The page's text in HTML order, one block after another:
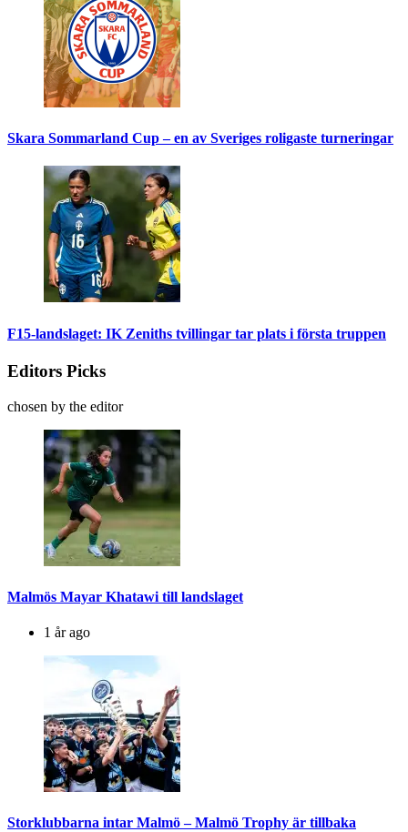
Skara Sommarland Cup – en av Sveriges roligaste turneringar
F15-landslaget: IK Zeniths tvillingar tar plats i första truppen
Editors Picks
chosen by the editor
Malmös Mayar Khatawi till landslaget
1 år ago
Storklubbarna intar Malmö – Malmö Trophy är tillbaka